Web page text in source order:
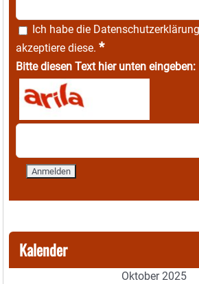
Ich habe die Datenschutzerklärung
akzeptiere diese. *
Bitte diesen Text hier unten eingeben:
Kalender
Oktober 2025